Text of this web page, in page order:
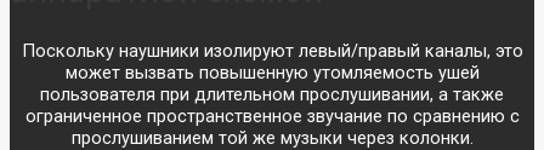
Акустика Наушники
Поскольку наушники изолируют левый/правый каналы, это
может вызвать повышенную утомляемость ушей
пользователя при длительном прослушивании, а также
ограниченное пространственное звучание по сравнению с
прослушиванием той же музыки через колонки.